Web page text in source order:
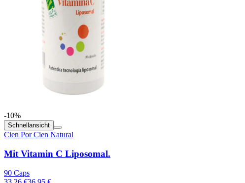
-10%
Schnellansicht
Cien Por Cien Natural
Mit Vitamin C Liposomal.
90 Caps